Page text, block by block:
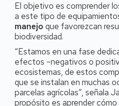
El objetivo es comprender
a este tipo de
manejo que favorezcan
biodiversidad.
“Estamos en una fase
efectos –negativos o
ecosistemas, de estos
que se instalan en muchas
parcelas agrícolas”, señala
propósito es aprender